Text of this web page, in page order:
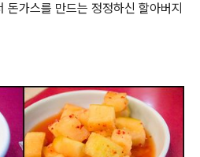
돈가스를 만드는 정정하신 할아버지